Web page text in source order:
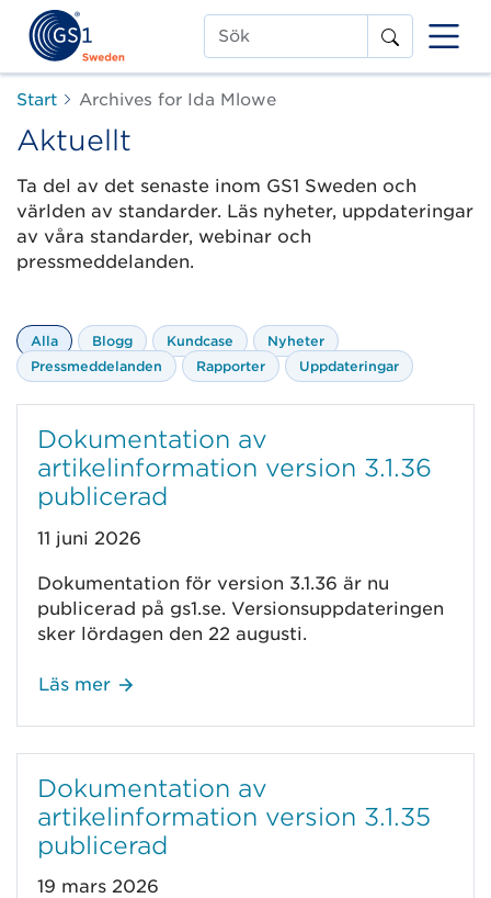
Sök
Start Archives for Ida Mlowe
Aktuellt
Ta del av det senaste inom GS1 Sweden och
världen av standarder. Läs nyheter, uppdateringar
av våra standarder, webinar och
pressmeddelanden.
Alla Blogg Kundcase
Nyheter
Pressmeddelanden
Rapporter Uppdateringar
Dokumentation av
artikelinformation version 3.1.36
publicerad
11 juni 2026
Dokumentation för version 3.1.36 är nu
publicerad på gs1.se. Versionsuppdateringen
sker lördagen den 22 augusti.
Läs mer
Dokumentation av
artikelinformation version 3.1.35
publicerad
19 mars 2026